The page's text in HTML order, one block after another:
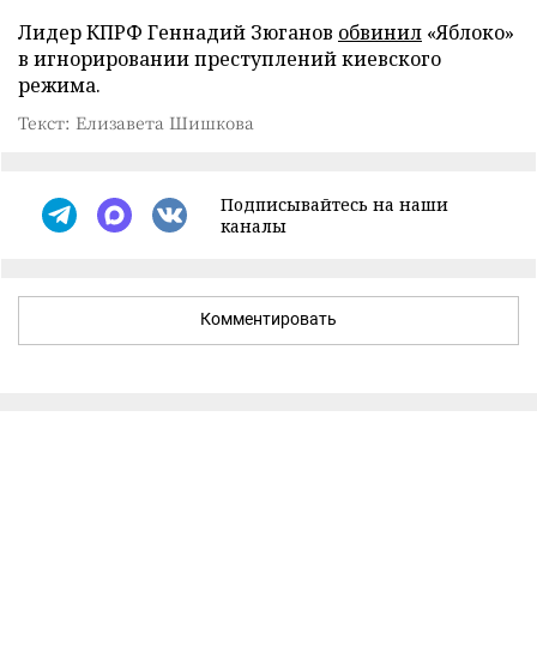
Лидер КПРФ Геннадий Зюганов обвинил «Яблоко»
в игнорировании преступлений киевского
режима.
Текст: Елизавета Шишкова
Подписывайтесь на наши
каналы
Комментировать